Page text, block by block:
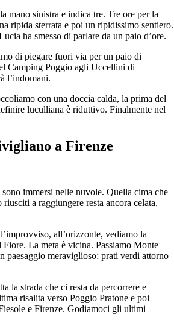
mano sinistra e indica tre. Tre ore per la
ripida sterrata e poi un ripidissimo sentiero.
ha smesso di parlare da un paio d’ore.
di piegare fuori via per un paio di
Camping Poggio agli Uccellini di
l’indomani.
con una doccia calda, la prima del
luculliana è riduttivo. Finalmente nel
a Firenze
immersi nelle nuvole. Quella cima che
a raggiungere resta ancora celata,
all’orizzonte, vediamo la
La meta è vicina. Passiamo Monte
paesaggio meraviglioso: prati verdi attorno
la strada che ci resta da percorrere e
risalita verso Poggio Pratone e poi
e Firenze. Godiamoci gli ultimi